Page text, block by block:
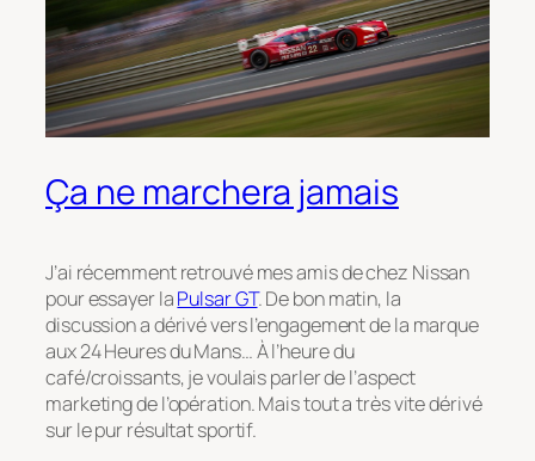
Ça ne marchera jamais
J’ai récemment retrouvé mes amis de chez Nissan
pour essayer laPulsar GT. De bon matin, la
discussion a dérivé vers l’engagement de la marque
aux 24 Heures du Mans… À l’heure du
café/croissants, je voulais parler de l’aspect
marketing de l’opération. Mais tout a très vite dérivé
sur le pur résultat sportif.